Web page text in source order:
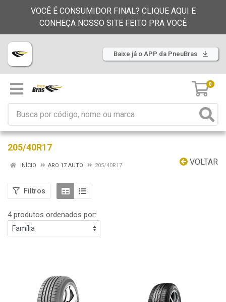
VOCÊ É CONSUMIDOR FINAL? CLIQUE AQUI E
CONHEÇA NOSSO SITE FEITO PRA VOCÊ
Baixe já o APP da PneuBras
0
205/40R17
VOLTAR
INÍCIO ARO 17 AUTO 205/40R17
Filtros
4 produtos ordenados por: